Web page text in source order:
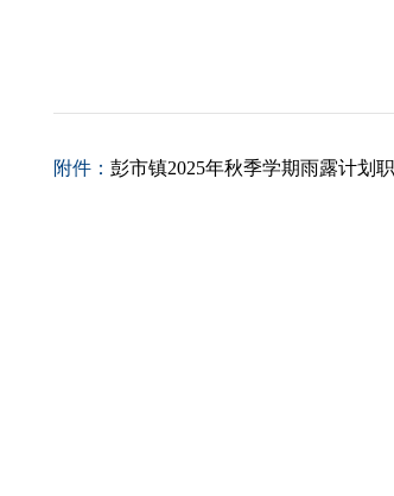
附件： 彭市镇2025年秋季学期雨露计划